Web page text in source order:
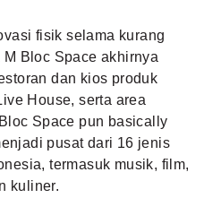
fisik selama kurang
Bloc Space akhirnya
dan kios produk
House, serta area
Space pun basically
pusat dari 16 jenis
termasuk musik, film,
kuliner.